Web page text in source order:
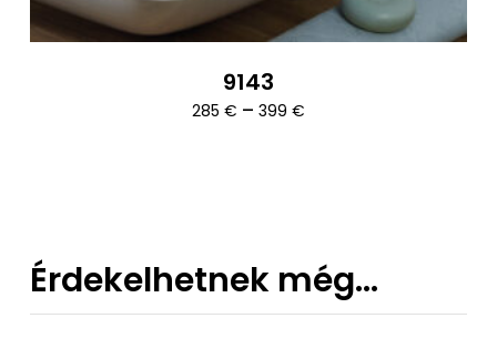
9143
285 € – 399 €Ártartomány:
Érdekelhetnek még…